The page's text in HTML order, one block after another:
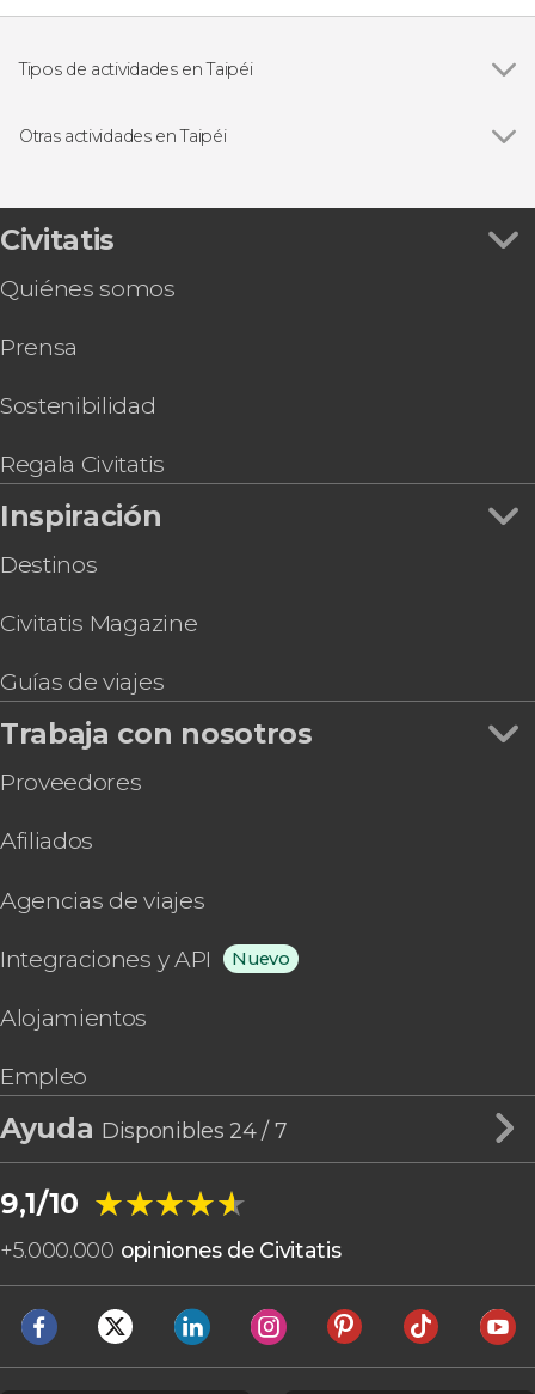
Tipos de actividades en Taipéi
Excursiones de un día
Otras actividades en Taipéi
Entrada al observatorio del Taipéi 101
Entrada al Museo Nacional del Palacio
Taipéi
Free tour por Taipéi
alrededores
Civitatis
Quiénes somos
Prensa
Sostenibilidad
Regala Civitatis
Inspiración
Destinos
Civitatis Magazine
Guías de viajes
Trabaja con nosotros
Proveedores
Afiliados
Agencias de viajes
Integraciones y API Nuevo
Alojamientos
Empleo
Ayuda Disponibles 24 / 7
9,1/10 ★★★★★
★★★★★
+5.000.000 opiniones de Civitatis